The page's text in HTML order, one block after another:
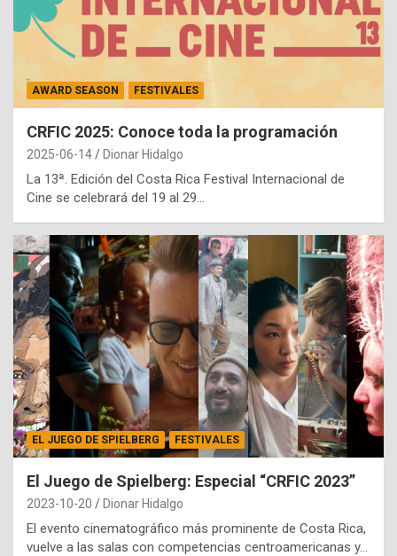
AWARD SEASON FESTIVALES
CRFIC 2025: Conoce toda la programación
2025-06-14 Dionar Hidalgo
La 13ª. Edición del Costa Rica Festival Internacional de
Cine se celebrará del 19 al 29…
EL JUEGO DE SPIELBERG FESTIVALES
El Juego de Spielberg: Especial “CRFIC 2023”
2023-10-20 Dionar Hidalgo
El evento cinematográfico más prominente de Costa Rica,
vuelve a las salas con competencias centroamericanas y…